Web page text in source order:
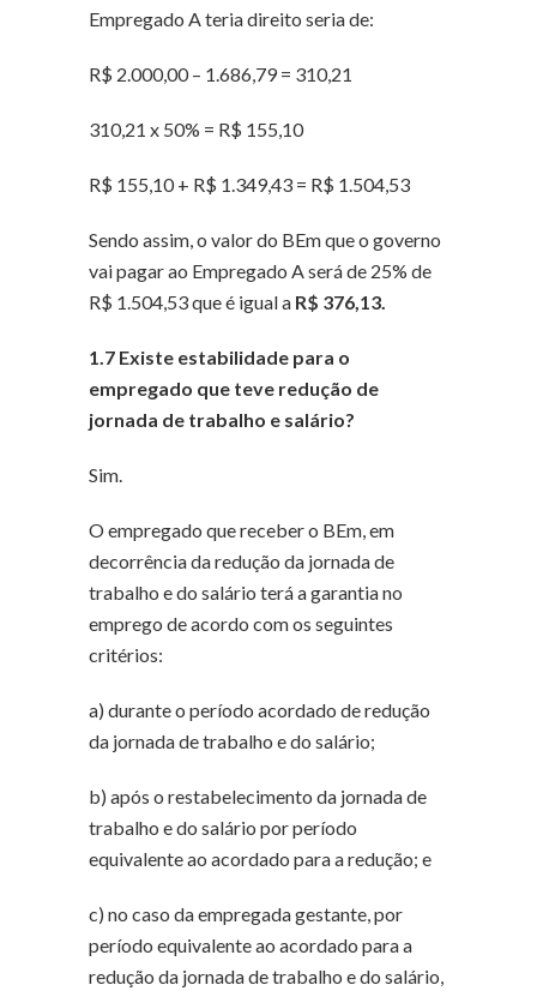
Empregado A teria direito seria de:
R$ 2.000,00 – 1.686,79 = 310,21
310,21 x 50% = R$ 155,10
R$ 155,10 + R$ 1.349,43 = R$ 1.504,53
Sendo assim, o valor do BEm que o governo
vai pagar ao Empregado A será de 25% de
R$ 1.504,53 que é igual a R$ 376,13.
1.7 Existe estabilidade para o
empregado que teve redução de
jornada de trabalho e salário?
Sim.
O empregado que receber o BEm, em
decorrência da redução da jornada de
trabalho e do salário terá a garantia no
emprego de acordo com os seguintes
critérios:
a) durante o período acordado de redução
da jornada de trabalho e do salário;
b) após o restabelecimento da jornada de
trabalho e do salário por período
equivalente ao acordado para a redução; e
c) no caso da empregada gestante, por
período equivalente ao acordado para a
redução da jornada de trabalho e do salário,